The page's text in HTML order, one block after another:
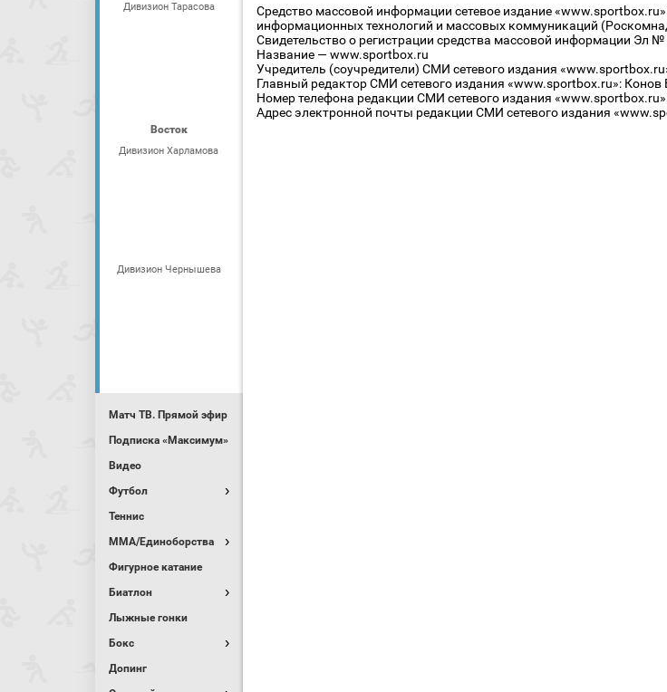
Дивизион Тарасова
Восток
Дивизион Харламова
Дивизион Чернышева
Матч ТВ. Прямой эфир
Подписка «Максимум»
Видео
Футбол
Теннис
MMA/Единоборства
Фигурное катание
Биатлон
Лыжные гонки
Бокс
Допинг
Средство массовой информации сетевое издание
информационных технологий и массовых коммуникаций
Свидетельство о регистрации средства массовой информации Эл
Название — www.sportbox.ru
Учредитель (соучредители) СМИ сетевого издания
Главный редактор СМИ сетевого издания «www.sportbox.ru»: Конов
Номер телефона редакции СМИ сетевого издания
Адрес электронной почты редакции СМИ сетевого издания